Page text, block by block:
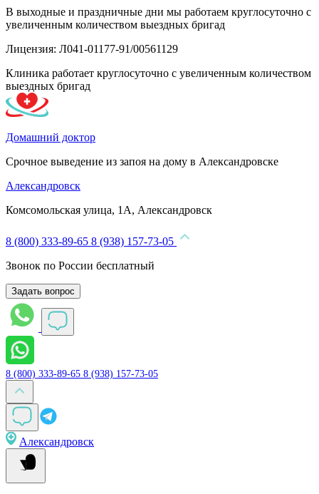
В выходные и праздничные дни мы работаем круглосуточно с
увеличенным количеством выездных бригад
Лицензия: Л041-01177-91/00561129
Клиника работает круглосуточно с увеличенным количеством
выездных бригад
Домашний доктор
Срочное выведение из запоя на дому в Александровске
Александровск
Комсомольская улица, 1А, Александровск
8 (800) 333-89-65 8 (938) 157-73-05
Звонок по России бесплатный
Задать вопрос
8 (800) 333-89-65 8 (938) 157-73-05
Александровск